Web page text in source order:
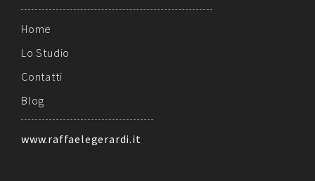
Home
Lo Studio
Contatti
Blog
www.raffaelegerardi.it